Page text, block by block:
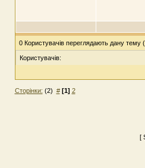
0 Користувачів переглядають дану тему
Користувачів:
Сторінки: (2) # [1] 2
[